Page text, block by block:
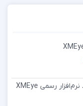
آموزش کامل VMS Pro | دانلود نرم‌افزار رسمی XMEye